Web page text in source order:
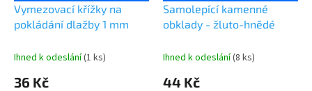
Vymezovací křížky na
pokládání dlažby 1 mm
Ihned k odeslání(1 ks)
36 Kč
Samolepící kamenné
obklady - žluto-hnědé
Ihned k odeslání(8 ks)
44 Kč